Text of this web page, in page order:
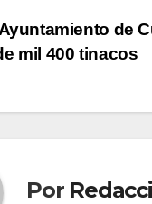
de
mil 400 tinacos
Por